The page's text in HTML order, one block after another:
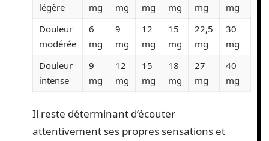
légère
mg
mg
mg
mg
mg
mg
Douleur
modérée
6
mg
9
mg
12
mg
15
mg
22,5
mg
30
mg
Douleur
intense
9
mg
12
mg
15
mg
18
mg
27
mg
40
mg
Il reste déterminant d’écouter
attentivement ses propres sensations et